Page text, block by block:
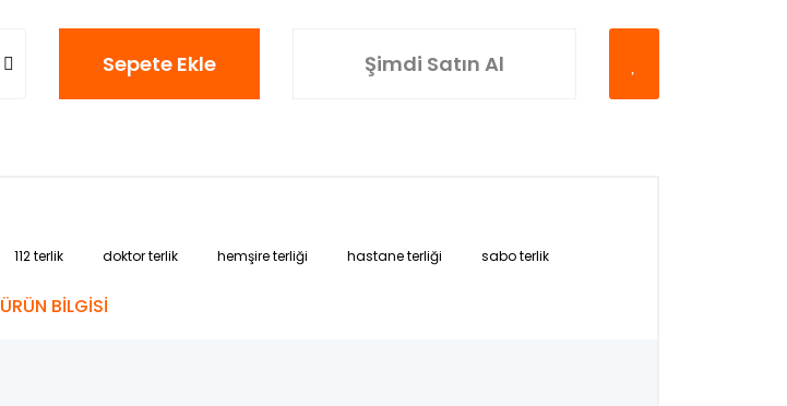
Sepete Ekle Şimdi Satın Al
ÜRÜN BİLGİSİ
112 terlik doktor terlik hemşire terliği hastane terliği sabo terlik